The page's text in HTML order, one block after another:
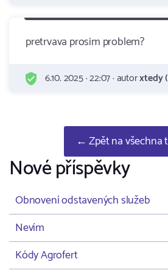
pretrvava prosim problem?
6.10. 2025 · 22:07 · autorxtedy
← Zpět na všechna
Nové příspěvky
Obnovení odstavených služeb
Nevím
Kódy Agrofert